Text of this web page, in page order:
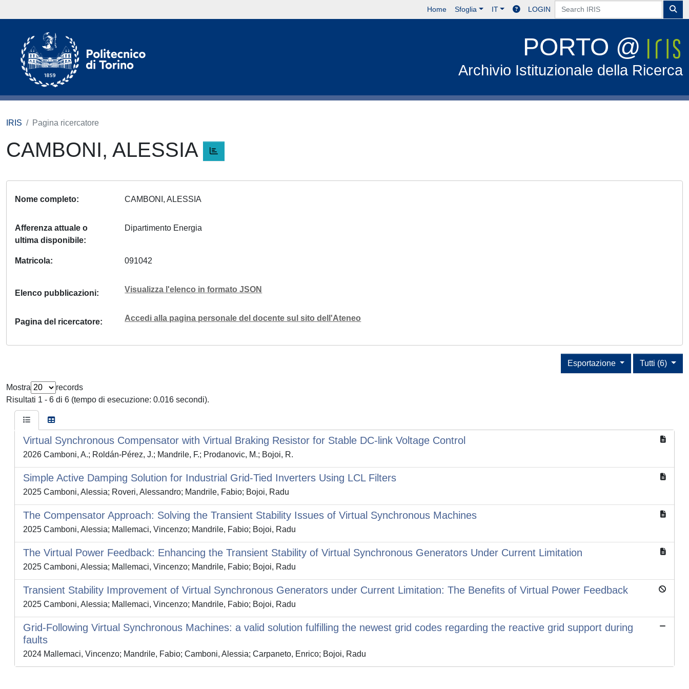
Home Sfoglia IT LOGIN
PORTO @
Archivio Istituzionale della Ricerca
IRIS Pagina ricercatore
CAMBONI, ALESSIA
Nome completo CAMBONI, ALESSIA
Afferenza attuale o
ultima disponibile
Dipartimento Energia
Matricola 091042
Elenco pubblicazioni Visualizza l'elenco in formato JSON
Pagina del ricercatore Accedi alla pagina personale del docente sul sito dell'Ateneo
Tutti (6)
Esportazione
Mostra
records
Risultati 1 - 6 di 6 (tempo di esecuzione: 0.016 secondi).
Virtual Synchronous Compensator with Virtual Braking Resistor for Stable DC-link Voltage Control
2026 Camboni, A.; Roldán-Pérez, J.; Mandrile, F.; Prodanovic, M.; Bojoi, R.
Simple Active Damping Solution for Industrial Grid-Tied Inverters Using LCL Filters
2025 Camboni, Alessia; Roveri, Alessandro; Mandrile, Fabio; Bojoi, Radu
The Compensator Approach: Solving the Transient Stability Issues of Virtual Synchronous Machines
2025 Camboni, Alessia; Mallemaci, Vincenzo; Mandrile, Fabio; Bojoi, Radu
The Virtual Power Feedback: Enhancing the Transient Stability of Virtual Synchronous Generators Under Current Limitation
2025 Camboni, Alessia; Mallemaci, Vincenzo; Mandrile, Fabio; Bojoi, Radu
Transient Stability Improvement of Virtual Synchronous Generators under Current Limitation: The Benefits of Virtual Power Feedback
2025 Camboni, Alessia; Mallemaci, Vincenzo; Mandrile, Fabio; Bojoi, Radu
Grid-Following Virtual Synchronous Machines: a valid solution fulfilling the newest grid codes regarding the reactive grid support during
faults
2024 Mallemaci, Vincenzo; Mandrile, Fabio; Camboni, Alessia; Carpaneto, Enrico; Bojoi, Radu